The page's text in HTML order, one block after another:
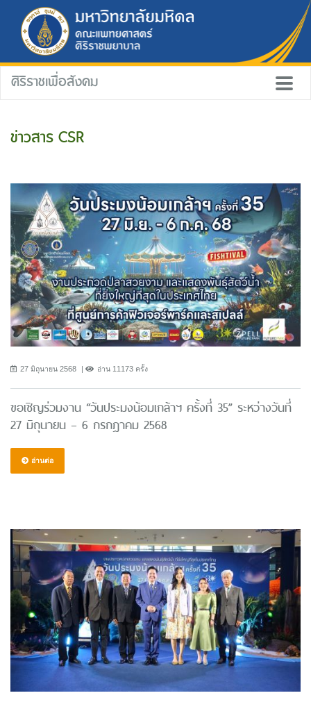
ศิริราชเพื่อสังคม
ข่าวสาร CSR
27 มิถุนายน 2568 อ่าน 11173 ครั้ง
ขอเชิญร่วมงาน “วันประมงน้อมเกล้าฯ ครั้งที่ 35” ระหว่างวันที่
27 มิถุนายน – 6 กรกฎาคม 2568
อ่านต่อ